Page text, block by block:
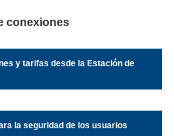
conexiones
y tarifas desde la Estación de
la seguridad de los usuarios